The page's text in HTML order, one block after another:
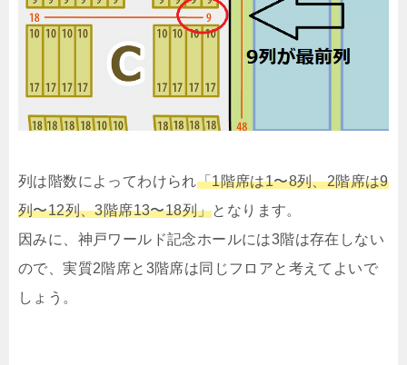
列は階数によってわけられ「1階席は1〜8列、2階席は9
列〜12列、3階席13〜18列」となります。
因みに、神戸ワールド記念ホールには3階は存在しない
ので、実質2階席と3階席は同じフロアと考えてよいで
しょう。